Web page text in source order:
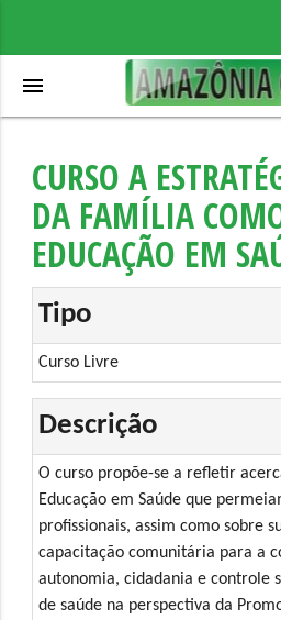
menu
CURSO A
DA FAMÍLIA
EDUCAÇÃO EM
Tipo
Curso Livre
Descrição
O curso propõe-se a refletir
Educação em Saúde que
profissionais, assim como sobre
capacitação comunitária para a
autonomia, cidadania e controle
de saúde na perspectiva da